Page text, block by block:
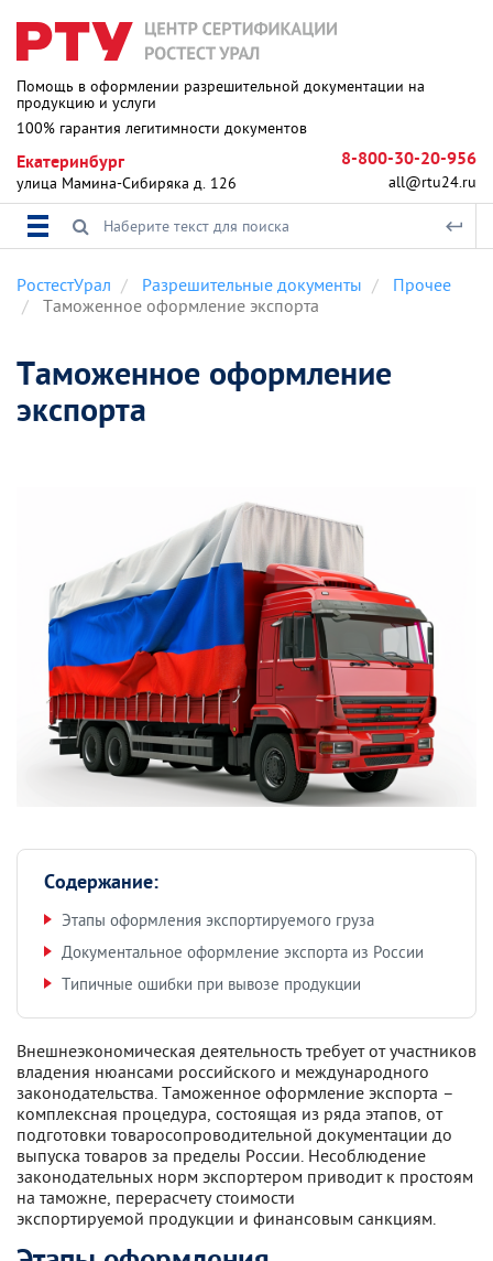
Помощь в оформлении разрешительной документации на
продукцию и услуги
100% гарантия легитимности документов
Екатеринбург
улица Мамина-Сибиряка д. 126
8-800-30-20-956
all@rtu24.ru
РостестУрал Разрешительные документы
Прочее
Таможенное оформление экспорта
Таможенное оформление
экспорта
Содержание:
Этапы оформления экспортируемого груза
Документальное оформление экспорта из России
Типичные ошибки при вывозе продукции
Внешнеэкономическая деятельность требует от участников
владения нюансами российского и международного
законодательства. Таможенное оформление экспорта –
комплексная процедура, состоящая из ряда этапов, от
подготовки товаросопроводительной документации до
выпуска товаров за пределы России. Несоблюдение
законодательных норм экспортером приводит к простоям
на таможне, перерасчету стоимости
экспортируемой продукции и финансовым санкциям.